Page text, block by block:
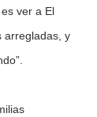
ver a El
arregladas, y